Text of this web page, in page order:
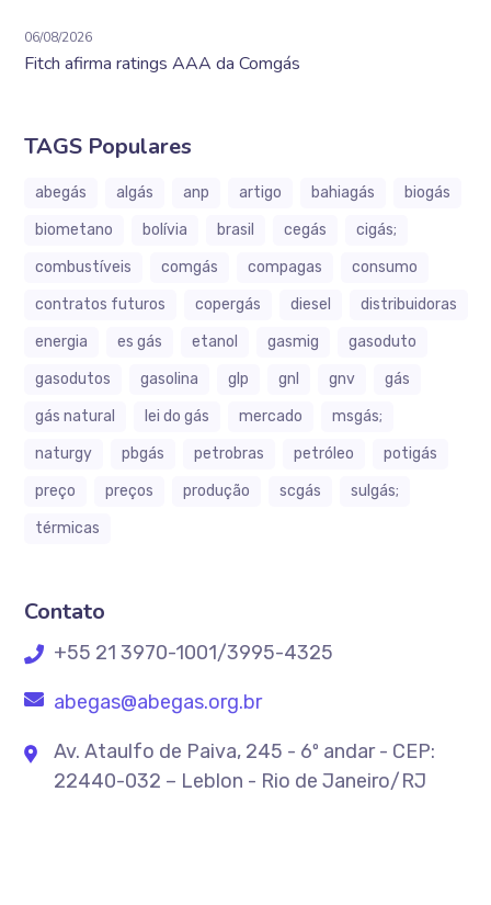
06/08/2026
Fitch afirma ratings AAA da Comgás
TAGS Populares
abegás algás anp artigo bahiagás
biogás
biometano
bolívia brasil cegás
cigás;
combustíveis
comgás compagas
consumo
contratos futuros
copergás diesel
distribuidoras
energia
es gás etanol gasmig
gasoduto
gasodutos
gasolina glp gnl gnv
gás
gás natural
lei do gás mercado
msgás;
naturgy
pbgás petrobras petróleo
potigás
preço
preços produção scgás
sulgás;
térmicas
Contato
+55 21 3970-1001/3995-4325
abegas@abegas.org.br
Av. Ataulfo de Paiva, 245 - 6º andar - CEP:
22440-032 – Leblon - Rio de Janeiro/RJ